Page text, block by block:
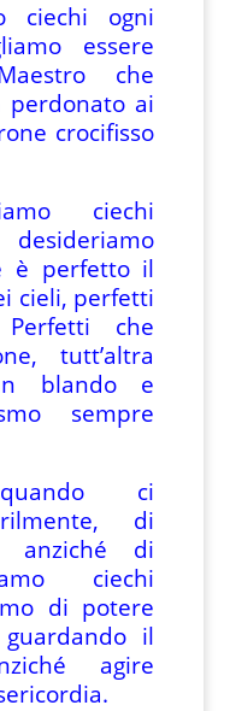
ciechi ogni
essere
che
perdonato ai
crocifisso
ciechi
è perfetto il
cieli, perfetti
che
tutt’altra
blando e
sempre
ci
di
anziché di
ciechi
di potere
il
agire